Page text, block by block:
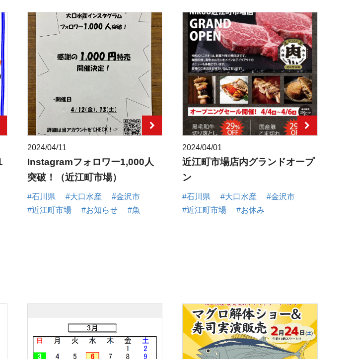
2024/04/11
Instagramフォロワー1,000人
突破！（近江町市場）
#石川県 #大口水産
#金沢市
#近江町市場
#お知らせ #魚
2024/04/01
近江町市場店内グランドオープ
ン
#石川県 #大口水産
#金沢市
#近江町市場
#お休み